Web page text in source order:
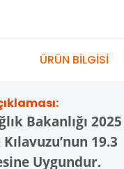
ÜRÜN BİLGİSİ
Bakanlığı
19.3
Uygundur.